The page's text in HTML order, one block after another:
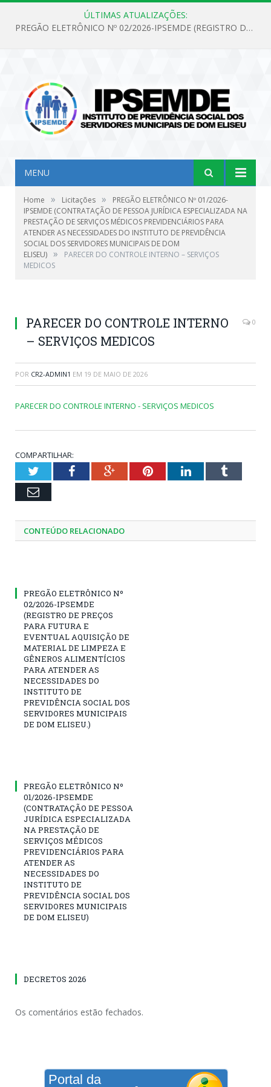
ÚLTIMAS ATUALIZAÇÕES:
PREGÃO ELETRÔNICO Nº 02/2026-IPSEMDE (REGISTRO DE PREÇOS PARA FUTURA E EVENTUAL AQUISIÇÃO DE MATERIAL DE LIMPEZA E GÊNEROS ALIMENTÍCIOS PARA ATENDER AS NECESSIDADES DO INSTITUTO DE PREVIDÊNCIA SOCIAL DOS SERVIDORES MUNICIPAIS DE DOM ELISEU.)
MENU
Home » Licitações »
PREGÃO ELETRÔNICO Nº 01/2026-
IPSEMDE (CONTRATAÇÃO DE PESSOA JURÍDICA ESPECIALIZADA NA
PRESTAÇÃO DE SERVIÇOS MÉDICOS PREVIDENCIÁRIOS PARA
ATENDER AS NECESSIDADES DO INSTITUTO DE PREVIDÊNCIA
SOCIAL DOS SERVIDORES MUNICIPAIS DE DOM
ELISEU) »
PARECER DO CONTROLE INTERNO – SERVIÇOS
MEDICOS
PARECER DO CONTROLE INTERNO
– SERVIÇOS MEDICOS
0
POR CR2-ADMIN1 EM 19 DE MAIO DE 2026
PARECER DO CONTROLE INTERNO - SERVIÇOS MEDICOS
COMPARTILHAR:
TwitterFacebookGoogle+PinterestLinkedInTumblr
Email
CONTEÚDO RELACIONADO
PREGÃO ELETRÔNICO Nº
02/2026-IPSEMDE
(REGISTRO DE PREÇOS
PARA FUTURA E
EVENTUAL AQUISIÇÃO DE
MATERIAL DE LIMPEZA E
GÊNEROS ALIMENTÍCIOS
PARA ATENDER AS
NECESSIDADES DO
INSTITUTO DE
PREVIDÊNCIA SOCIAL DOS
SERVIDORES MUNICIPAIS
DE DOM ELISEU.)
PREGÃO ELETRÔNICO Nº
01/2026-IPSEMDE
(CONTRATAÇÃO DE PESSOA
JURÍDICA ESPECIALIZADA
NA PRESTAÇÃO DE
SERVIÇOS MÉDICOS
PREVIDENCIÁRIOS PARA
ATENDER AS
NECESSIDADES DO
INSTITUTO DE
PREVIDÊNCIA SOCIAL DOS
SERVIDORES MUNICIPAIS
DE DOM ELISEU)
DECRETOS 2026
Os comentários estão fechados.
Portal da